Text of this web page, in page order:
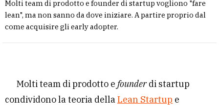
Molti team di prodotto e founder di startup vogliono "fare
lean", ma non sanno da dove iniziare. A partire proprio dal
come acquisire gli early adopter.
Molti team di prodotto e founderdi startup
condividono la teoria dellaLean Startup e